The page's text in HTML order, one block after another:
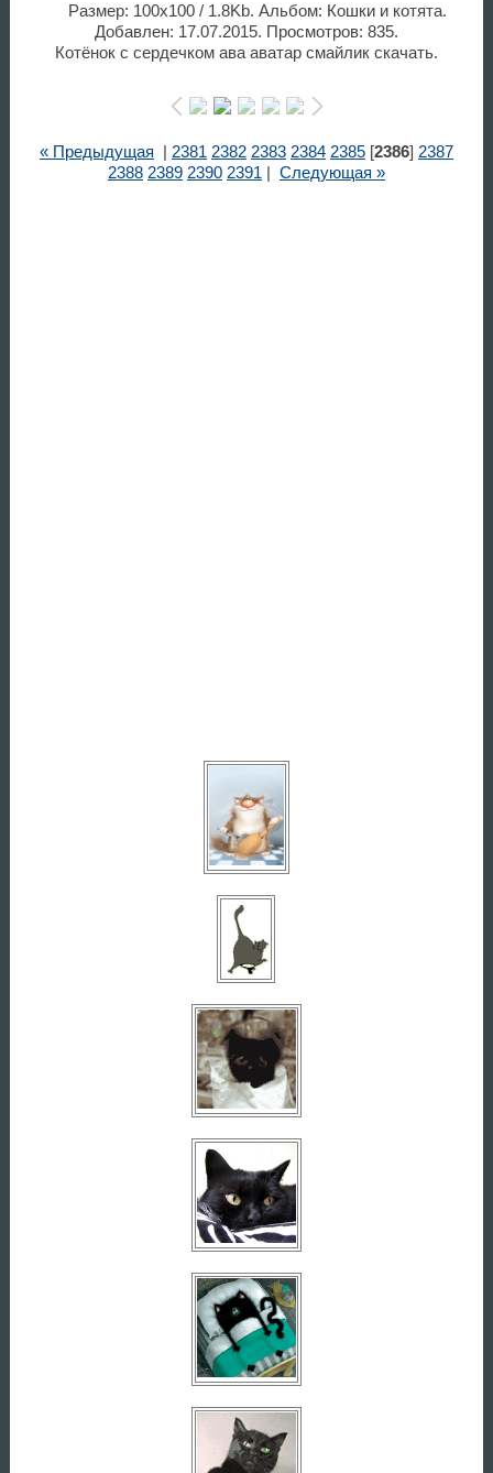
Размер: 100x100 / 1.8Kb. Альбом: Кошки и котята.
Добавлен: 17.07.2015. Просмотров: 835.
Котёнок с сердечком ава аватар смайлик скачать.
« Предыдущая 2381 2382 2383 2384 2385[2386] 2387
2388 2389 2390 2391 Следующая »